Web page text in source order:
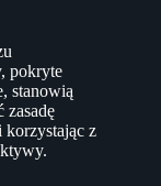
pokryte
stanowią
zasadę
korzystając z